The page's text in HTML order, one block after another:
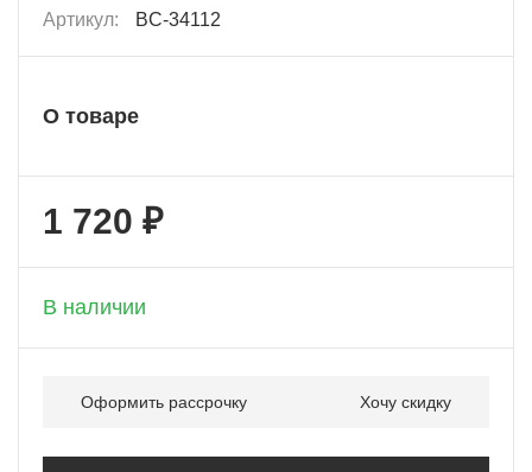
Артикул: BC-34112
О товаре
1 720 ₽
В наличии
Оформить рассрочку Хочу скидку